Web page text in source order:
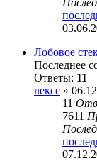
Лобовое
Последнее
Ответы: 11
лексс »
11
7611